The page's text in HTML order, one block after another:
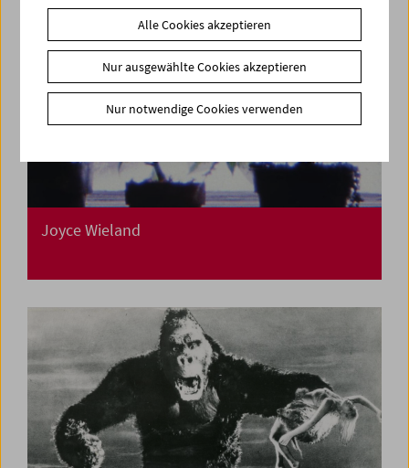
Joyce Wieland
Alle Cookies akzeptieren
Nur ausgewählte Cookies akzeptieren
Nur notwendige Cookies verwenden